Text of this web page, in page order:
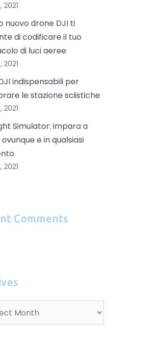
2021
nuovo drone DJI ti
di codificare il tuo
di luci aeree
2021
indispensabili per
le stazione sciistiche
2021
Simulator: impara a
e in qualsiasi
2021
Comments